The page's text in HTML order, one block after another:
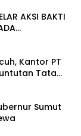
AKSI BAKTI
Kantor PT
Tata
Sumut